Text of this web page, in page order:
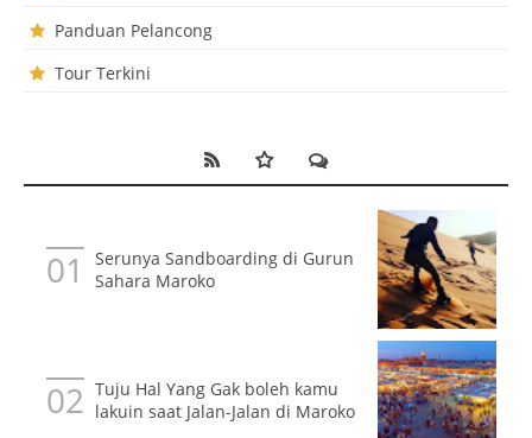
Panduan Pelancong
Tour Terkini
Serunya Sandboarding di Gurun
Sahara Maroko
Tuju Hal Yang Gak boleh kamu
lakuin saat Jalan-Jalan di Maroko